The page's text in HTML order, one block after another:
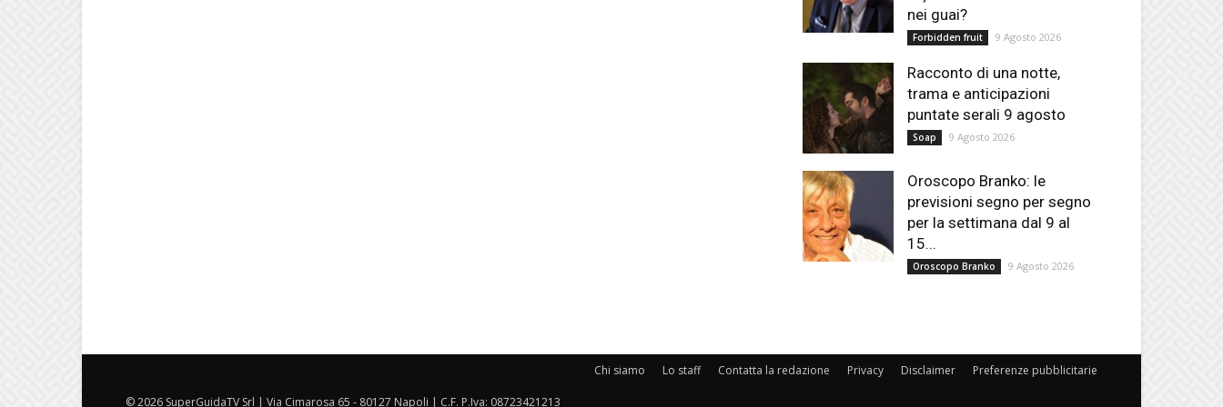
nei guai?
Forbidden fruit 9 Agosto 2026
Racconto di una notte,
trama e anticipazioni
puntate serali 9 agosto
Soap 9 Agosto 2026
Oroscopo Branko: le
previsioni segno per segno
per la settimana dal 9 al
15...
Oroscopo Branko 9 Agosto 2026
Chi siamo Lo staff Contatta la redazione Privacy Disclaimer Preferenze pubblicitarie
© 2026 SuperGuidaTV Srl | Via Cimarosa 65 - 80127 Napoli | C.F. P.Iva: 08723421213